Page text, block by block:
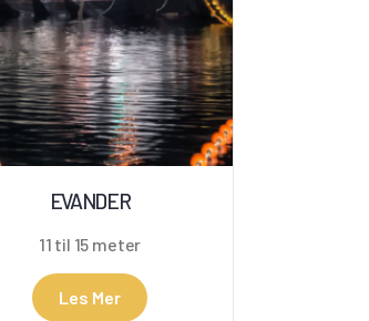
EVANDER
11 til 15 meter
Les Mer